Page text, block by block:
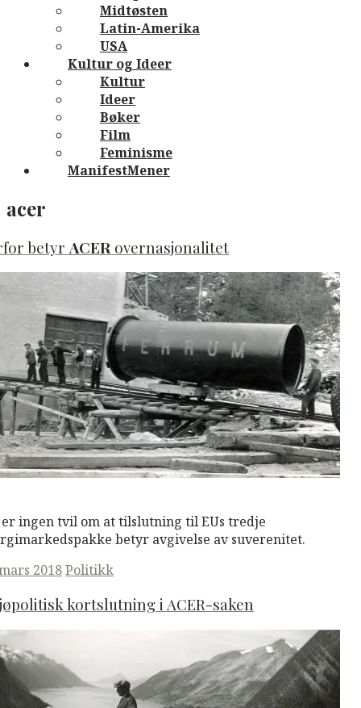
Midtøsten
Latin-Amerika
USA
Kultur og Ideer
Kultur
Ideer
Bøker
Film
Feminisme
ManifestMener
acer
betyr ACER overnasjonalitet
er ingen tvil om at tilslutning til EUs tredje
betyr avgivelse av suverenitet.
2018Politikk
kortslutning i ACER-saken